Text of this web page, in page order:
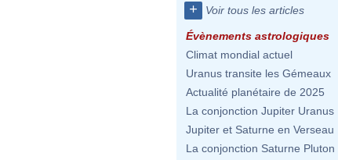
+ Voir tous les articles
Évènements astrologiques
Climat mondial actuel
Uranus transite les Gémeaux
Actualité planétaire de 2025
La conjonction Jupiter Uranus
Jupiter et Saturne en Verseau
La conjonction Saturne Pluton